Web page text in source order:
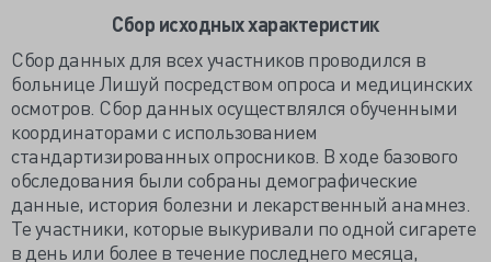
Сбор исходных характеристик
Сбор данных для всех участников проводился в
больнице Лишуй посредством опроса и медицинских
осмотров. Сбор данных осуществлялся обученными
координаторами с использованием
стандартизированных опросников. В ходе базового
обследования были собраны демографические
данные, история болезни и лекарственный анамнез.
Те участники, которые выкуривали по одной сигарете
в день или более в течение последнего месяца,